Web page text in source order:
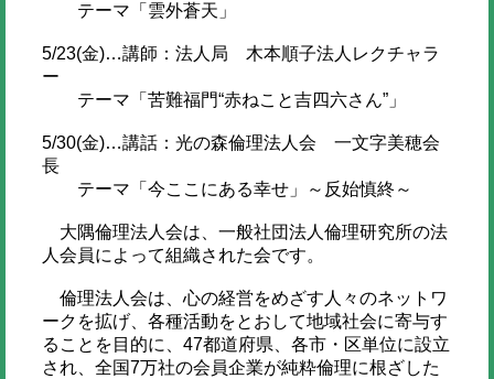
テーマ「雲外蒼天」
5/23(金)…講師：法人局 木本順子法人レクチャラ
ー
テーマ「苦難福門“赤ねこと吉四六さん”」
5/30(金)…講話：光の森倫理法人会 一文字美穂会
長
テーマ「今ここにある幸せ」～反始慎終～
大隅倫理法人会は、一般社団法人倫理研究所の法
人会員によって組織された会です。
倫理法人会は、心の経営をめざす人々のネットワ
ークを拡げ、各種活動をとおして地域社会に寄与す
ることを目的に、47都道府県、各市・区単位に設立
され、全国7万社の会員企業が純粋倫理に根ざした